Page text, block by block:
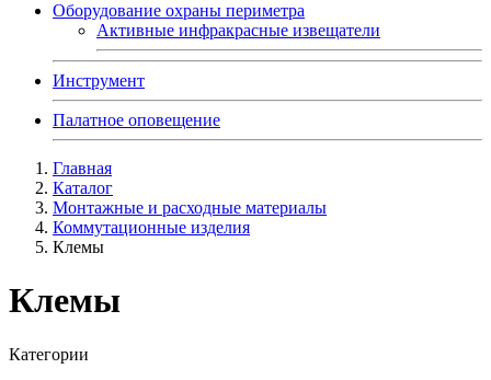
Оборудование охраны периметра
Активные инфракрасные извещатели
Инструмент
Палатное оповещение
Главная
Каталог
Монтажные и расходные материалы
Коммутационные изделия
Клемы
Клемы
Категории